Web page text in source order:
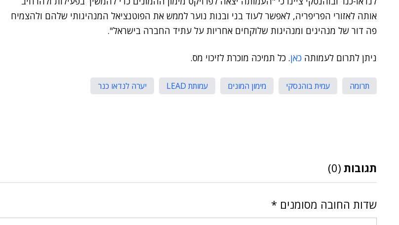
אותה לאזורי הפריפריה, לאפשר לעוד בני ובנות נוער לממש את הפוטנציאל המנהיגותי שלהם ולהצמיח
פה דור של מנהיגים ומנהיגות שלוקחים אחריות על עתיד החברה בישראל".
ניתן לתרום לעמותה כאן. כל תמיכה מוכרת לזיכוי מס.
תרומה עמית בוהנסקי מימון המונים עמותת LEAD יערה לנדאו כנר
תגובות (0)
שדות החובה מסומנים *